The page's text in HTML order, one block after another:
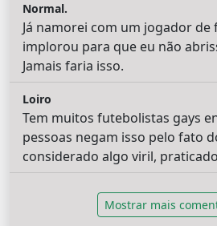
Normal.
Já namorei com um jogador de
implorou para que eu não
Jamais faria isso.
Loiro
Tem muitos futebolistas gays
pessoas negam isso pelo fato
considerado algo viril,
Mostrar mais